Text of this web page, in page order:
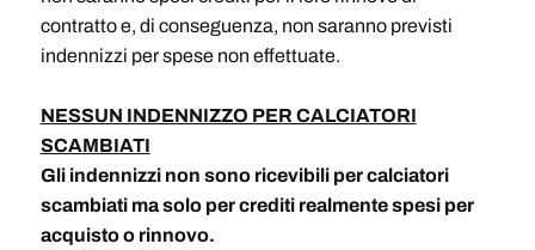
contratto e, di conseguenza, non saranno previsti
indennizzi per spese non effettuate.
NESSUN INDENNIZZO PER CALCIATORI
SCAMBIATI
Gli indennizzi non sono ricevibili per calciatori
scambiati ma solo per crediti realmente spesi per
acquisto o rinnovo.